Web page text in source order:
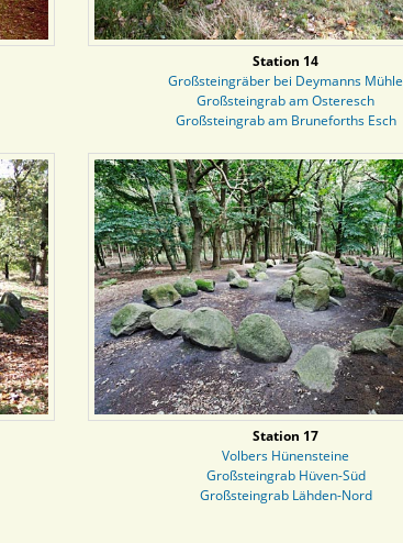
Station 14
Großsteingräber bei Deymanns Mühle
Großsteingrab am Osteresch
Großsteingrab am Bruneforths Esch
Station 17
Volbers Hünensteine
Großsteingrab Hüven-Süd
Großsteingrab Lähden-Nord